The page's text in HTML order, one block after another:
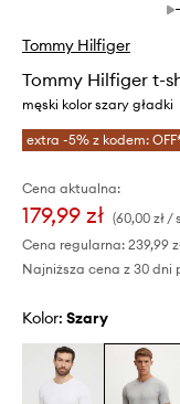
Tommy Hilfiger
Tommy Hilfiger t-
męski kolor szary gładki
extra -5% z kodem:
Cena aktualna:
179,99 zł (60,00 zł /
Cena regularna: 239,99
Najniższa cena z 30 dni
Kolor: szary